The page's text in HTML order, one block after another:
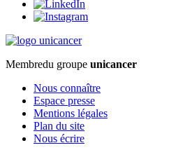
Membredu groupe unicancer
Nous connaître
Espace presse
Mentions légales
Plan du site
Nous écrire